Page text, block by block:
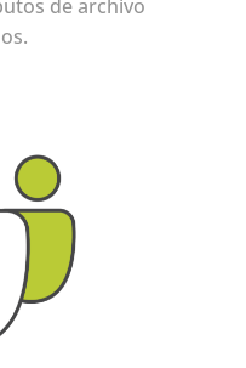
de archivo